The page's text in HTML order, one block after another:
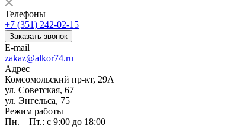
Телефоны
+7 (351) 242-02-15
Заказать звонок
E-mail
zakaz@alkor74.ru
Адрес
Комсомольский пр-кт, 29А
ул. Советская, 67
ул. Энгельса, 75
Режим работы
Пн. – Пт.: с 9:00 до 18:00